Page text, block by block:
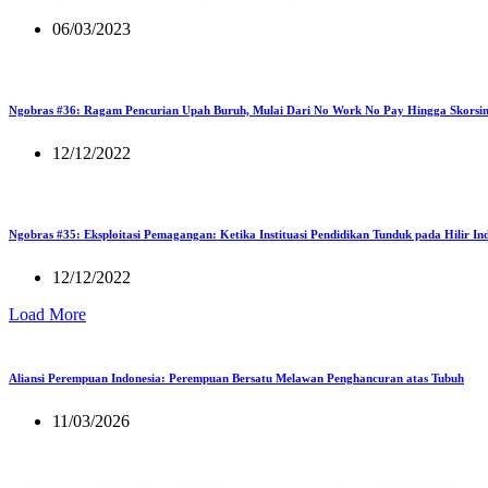
06/03/2023
Ngobras #36: Ragam Pencurian Upah Buruh, Mulai Dari No Work No Pay Hingga
12/12/2022
Ngobras #35: Eksploitasi Pemagangan: Ketika Instituasi Pendidikan Tunduk pada Hilir
12/12/2022
Load More
Aliansi Perempuan Indonesia: Perempuan Bersatu Melawan Penghancuran atas Tubuh
11/03/2026